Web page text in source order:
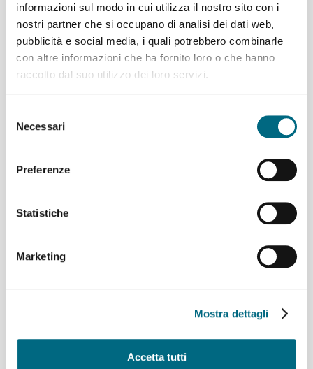
informazioni sul modo in cui utilizza il nostro sito con i
nostri partner che si occupano di analisi dei dati web,
pubblicità e social media, i quali potrebbero combinarle
con altre informazioni che ha fornito loro o che hanno
raccolto dal suo utilizzo dei loro servizi.
delNecessari
Preferenze
Statistiche
Marketing
Mostra dettagli
Accetta tutti
Linee 374 e T374, temporanea
variazione di percorso per chiusura
dell’interdizione di un tratto di via
venerdì 31
modificano il percorso come di
seguito indicato. I bus, giunti in via